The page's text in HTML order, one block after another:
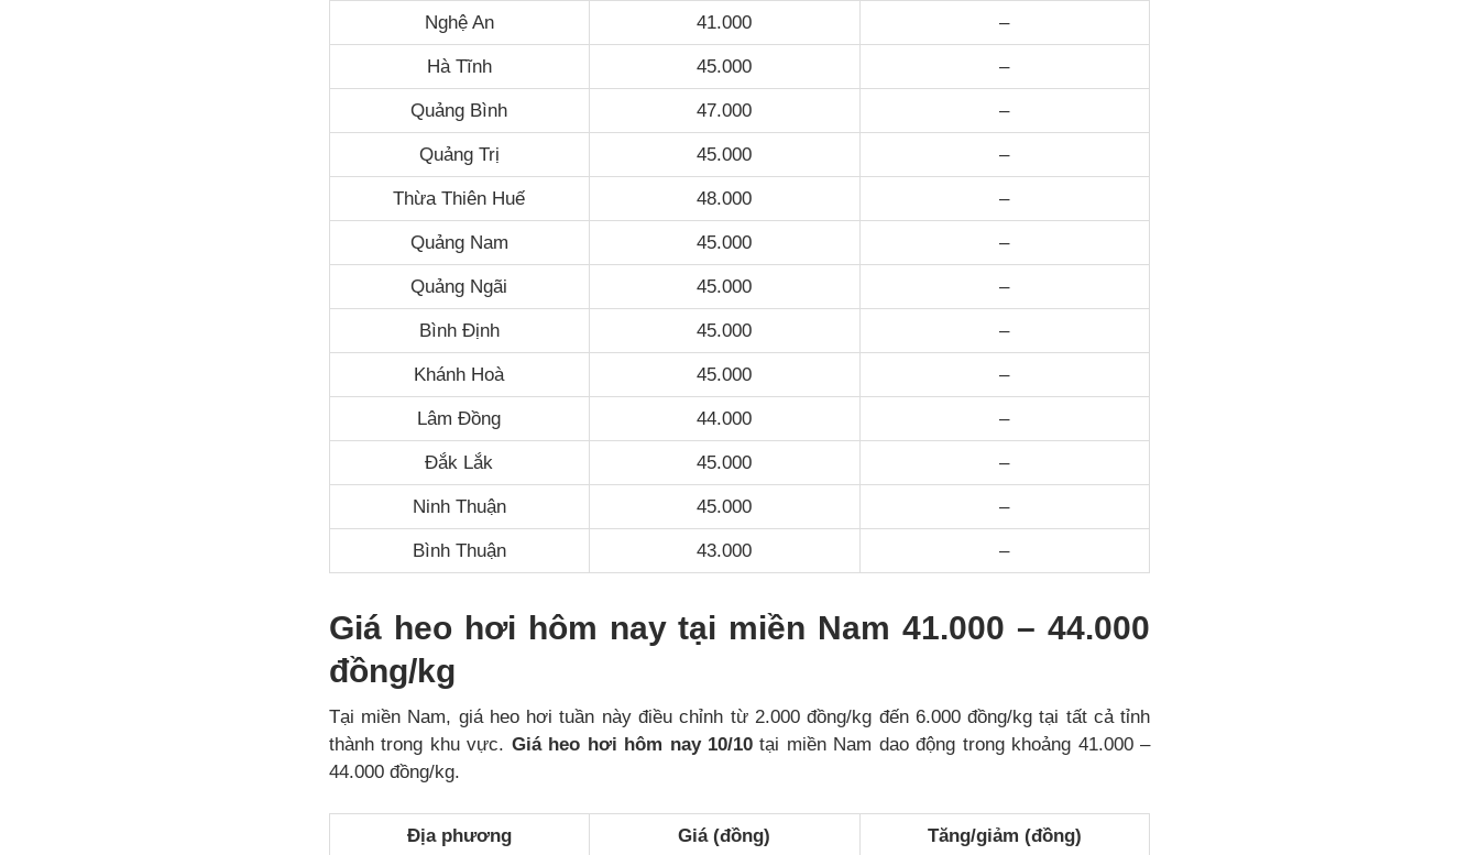
Nghệ An 41.000 –
Hà Tĩnh 45.000 –
Quảng Bình 47.000 –
Quảng Trị 45.000 –
Thừa Thiên Huế 48.000 –
Quảng Nam 45.000 –
Quảng Ngãi 45.000 –
Bình Định 45.000 –
Khánh Hoà 45.000 –
Lâm Đồng 44.000 –
Đắk Lắk 45.000 –
Ninh Thuận 45.000 –
Bình Thuận 43.000 –
Giá heo hơi hôm nay tại miền Nam 41.000 – 44.000
đồng/kg
Tại miền Nam, giá heo hơi tuần này điều chỉnh từ 2.000 đồng/kg đến 6.000 đồng/kg tại tất cả tỉnh
thành trong khu vực. Giá heo hơi hôm nay 10/10 tại miền Nam dao động trong khoảng 41.000 –
44.000 đồng/kg.
Địa phương Giá (đồng) Tăng/giảm (đồng)